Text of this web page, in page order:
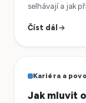
selhávají a jak
Číst dál
Kariéra a
Jak mluvit